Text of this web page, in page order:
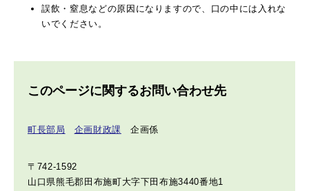
誤飲・窒息などの原因になりますので、口の中には入れな
いでください。
このページに関するお問い合わせ先
町長部局 企画財政課 企画係
〒742-1592
山口県熊毛郡田布施町大字下田布施3440番地1